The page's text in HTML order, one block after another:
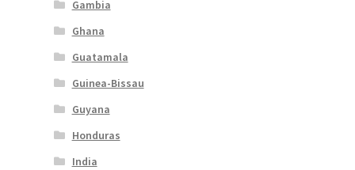
Gambia
Ghana
Guatamala
Guinea-Bissau
Guyana
Honduras
India